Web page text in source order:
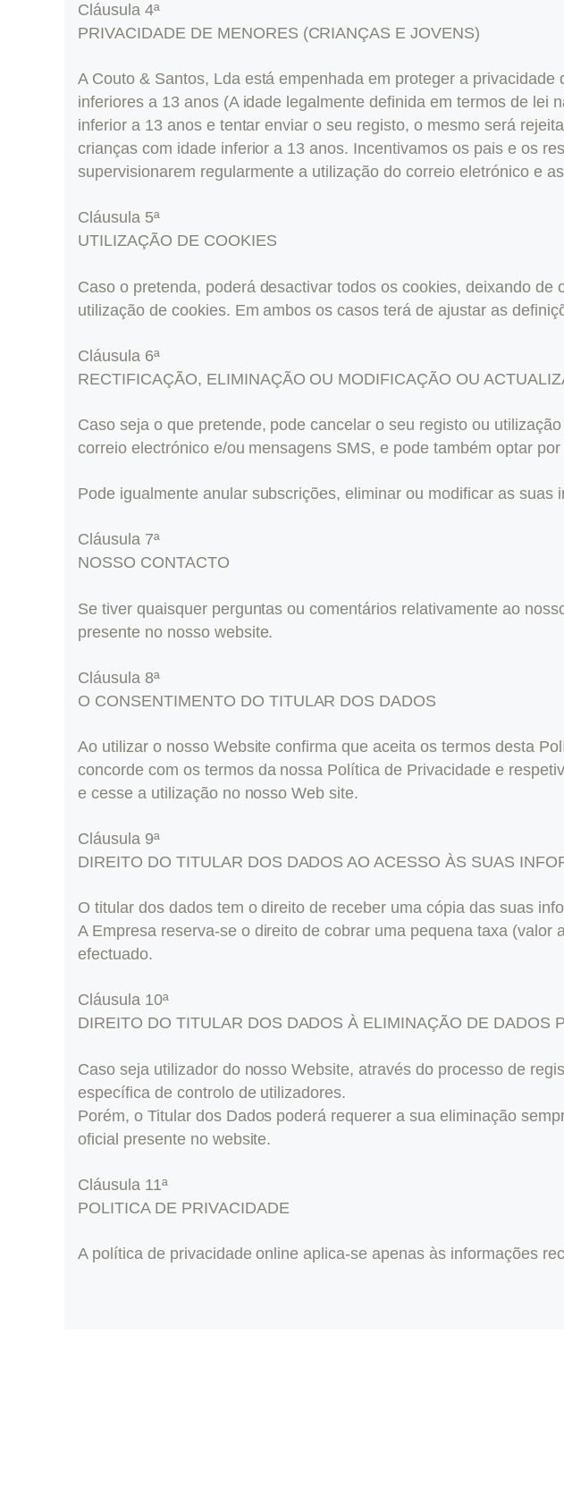
Cláusula 4ª
PRIVACIDADE DE MENORES (CRIANÇAS E JOVENS)
A Couto & Santos, Lda está empenhada em proteger a
inferiores a 13 anos (A idade legalmente definida em termos de lei
inferior a 13 anos e tentar enviar o seu registo, o mesmo será
crianças com idade inferior a 13 anos. Incentivamos os pais e os
supervisionarem regularmente a utilização do correio eletrónico e
Cláusula 5ª
UTILIZAÇÃO DE COOKIES
Caso o pretenda, poderá desactivar todos os cookies, deixando
utilização de cookies. Em ambos os casos terá de ajustar as
Cláusula 6ª
RECTIFICAÇÃO, ELIMINAÇÃO OU MODIFICAÇÃO OU
Caso seja o que pretende, pode cancelar o seu registo ou
correio electrónico e/ou mensagens SMS, e pode também optar
Pode igualmente anular subscrições, eliminar ou modificar as suas
Cláusula 7ª
NOSSO CONTACTO
Se tiver quaisquer perguntas ou comentários relativamente ao
presente no nosso website.
Cláusula 8ª
O CONSENTIMENTO DO TITULAR DOS DADOS
Ao utilizar o nosso Website confirma que aceita os termos desta
concorde com os termos da nossa Política de Privacidade e
e cesse a utilização no nosso Web site.
Cláusula 9ª
DIREITO DO TITULAR DOS DADOS AO ACESSO ÀS SUAS
O titular dos dados tem o direito de receber uma cópia das suas
A Empresa reserva-se o direito de cobrar uma pequena taxa
efectuado.
Cláusula 10ª
DIREITO DO TITULAR DOS DADOS À ELIMINAÇÃO DE DADOS
Caso seja utilizador do nosso Website, através do processo de
específica de controlo de utilizadores.
Porém, o Titular dos Dados poderá requerer a sua eliminação
oficial presente no website.
Cláusula 11ª
POLITICA DE PRIVACIDADE
A política de privacidade online aplica-se apenas às informações